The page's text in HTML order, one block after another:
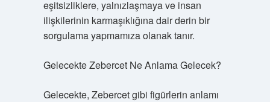
eşitsizliklere, yalnızlaşmaya ve insan
ilişkilerinin karmaşıklığına dair derin bir
sorgulama yapmamıza olanak tanır.
Gelecekte Zebercet Ne Anlama Gelecek?
Gelecekte, Zebercet gibi figürlerin anlamı